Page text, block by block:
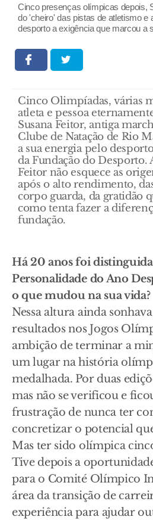
Cinco presenças olímpicas depois,
do 'cheiro' das pistas de atletismo e
desporto a exigência que marcou a
Cinco Olimpíadas, várias
atleta e pessoa
Susana Feitor, antiga
Clube de Natação de Rio
a sua energia pelo
da Fundação do Desporto.
Feitor não esquece as
após o alto rendimento,
corpo guarda, da gratidão
como tenta fazer a
fundação.
Há 20 anos foi
Personalidade do Ano
o que mudou na sua vida?
Nessa altura ainda
resultados nos Jogos
ambição de terminar a
um lugar na história
medalhada. Por duas
mas não se verificou e
frustração de nunca ter
concretizar o potencial
Mas ter sido olímpica
Tive depois a
para o Comité Olímpico
área da transição de
experiência para ajudar